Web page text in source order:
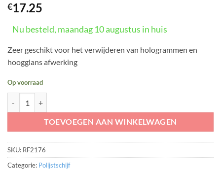
€17.25
Nu besteld, maandag 10 augustus in huis
Zeer geschikt voor het verwijderen van hologrammen en
hoogglans afwerking
Op voorraad
TOEVOEGEN AAN WINKELWAGEN
SKU: RF2176
Categorie: Polijstschijf